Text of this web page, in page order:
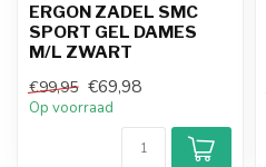
ERGON ZADEL SMC
SPORT GEL DAMES
M/L ZWART
€99,95 €69,98
Op voorraad